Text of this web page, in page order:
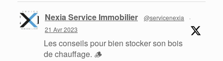
Nexia Service Immobilier @servicenexia
·
21 Avr 2023
Les conseils pour bien stocker son bois
de chauffage. 🪵